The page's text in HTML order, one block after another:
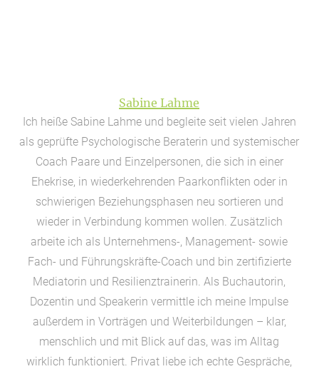
Sabine Lahme
Ich heiße Sabine Lahme und begleite seit vielen Jahren
als geprüfte Psychologische Beraterin und systemischer
Coach Paare und Einzelpersonen, die sich in einer
Ehekrise, in wiederkehrenden Paarkonflikten oder in
schwierigen Beziehungsphasen neu sortieren und
wieder in Verbindung kommen wollen. Zusätzlich
arbeite ich als Unternehmens-, Management- sowie
Fach- und Führungskräfte-Coach und bin zertifizierte
Mediatorin und Resilienztrainerin. Als Buchautorin,
Dozentin und Speakerin vermittle ich meine Impulse
außerdem in Vorträgen und Weiterbildungen – klar,
menschlich und mit Blick auf das, was im Alltag
wirklich funktioniert. Privat liebe ich echte Gespräche,